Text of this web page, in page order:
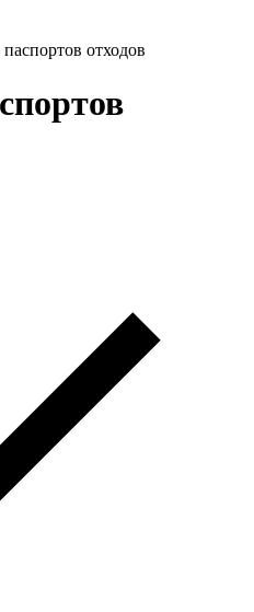
паспортов отходов